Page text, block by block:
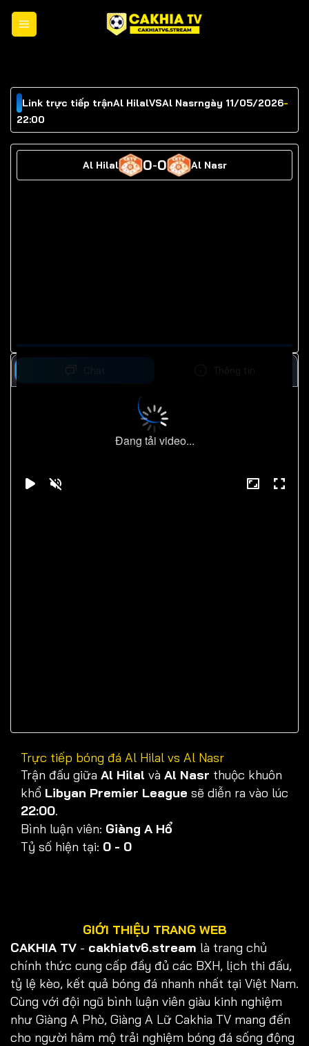
Chuyển
đến
Link trực tiếp trậnAl HilalVSAl Nasrngày 11/05/2026-
22:00
Al Hilal 0-0 Al Nasr
Đang tải video...
Chat Thông tin
Trực tiếp bóng đá Al Hilal vs Al Nasr
Trận đấu giữa Al Hilal và Al Nasr thuộc khuôn
khổ Libyan Premier League sẽ diễn ra vào lúc
22:00.
Bình luận viên: Giàng A Hổ
Tỷ số hiện tại: 0 - 0
GIỚI THIỆU TRANG WEB
CAKHIA TV - cakhiatv6.stream là trang chủ
chính thức cung cấp đầy đủ các BXH, lịch thi đấu,
tỷ lệ kèo, kết quả bóng đá nhanh nhất tại Việt Nam.
Cùng với đội ngũ bình luận viên giàu kinh nghiệm
như Giàng A Phò, Giàng A Lữ Cakhia TV mang đến
cho người hâm mộ trải nghiệm bóng đá sống động